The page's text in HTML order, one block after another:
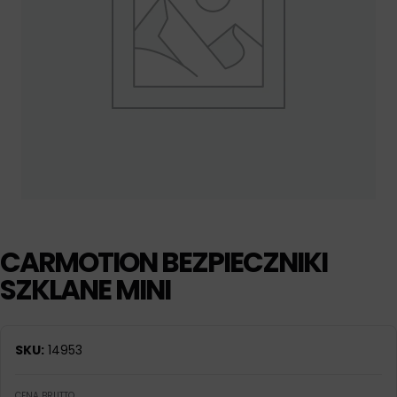
CARMOTION BEZPIECZNIKI
SZKLANE MINI
SKU: 14953